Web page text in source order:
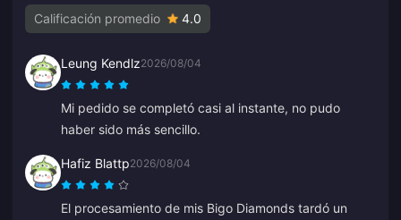
Calificación promedio 4.0
Leung Kendlz2026/08/04
Mi pedido se completó casi al instante, no pudo
haber sido más sencillo.
Hafiz Blattp2026/08/04
El procesamiento de mis Bigo Diamonds tardó un